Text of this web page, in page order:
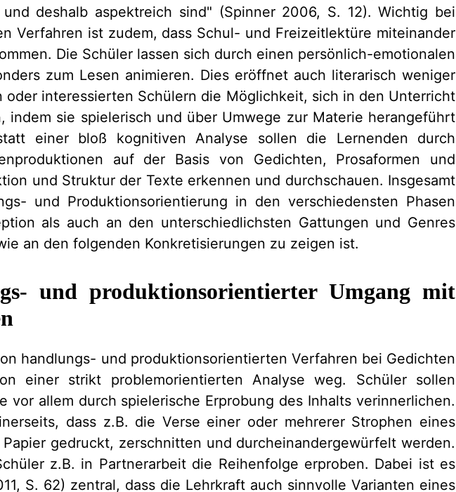
und deshalb aspektreich sind" (Spinner 2006, S. 12). Wichtig bei
Verfahren ist zudem, dass Schul- und Freizeitlektüre miteinander
Die Schüler lassen sich durch einen persönlich-emotionalen
zum Lesen animieren. Dies eröffnet auch literarisch weniger
oder interessierten Schülern die Möglichkeit, sich in den Unterricht
indem sie spielerisch und über Umwege zur Materie herangeführt
einer bloß kognitiven Analyse sollen die Lernenden durch
auf der Basis von Gedichten, Prosaformen und
und Struktur der Texte erkennen und durchschauen. Insgesamt
und Produktionsorientierung in den verschiedensten Phasen
als auch an den unterschiedlichsten Gattungen und Genres
an den folgenden Konkretisierungen zu zeigen ist.
und produktionsorientierter Umgang mit
handlungs- und produktionsorientierten Verfahren bei Gedichten
einer strikt problemorientierten Analyse weg. Schüler sollen
vor allem durch spielerische Erprobung des Inhalts verinnerlichen.
dass z.B. die Verse einer oder mehrerer Strophen eines
gedruckt, zerschnitten und durcheinandergewürfelt werden.
z.B. in Partnerarbeit die Reihenfolge erproben. Dabei ist es
S. 62) zentral, dass die Lehrkraft auch sinnvolle Varianten eines